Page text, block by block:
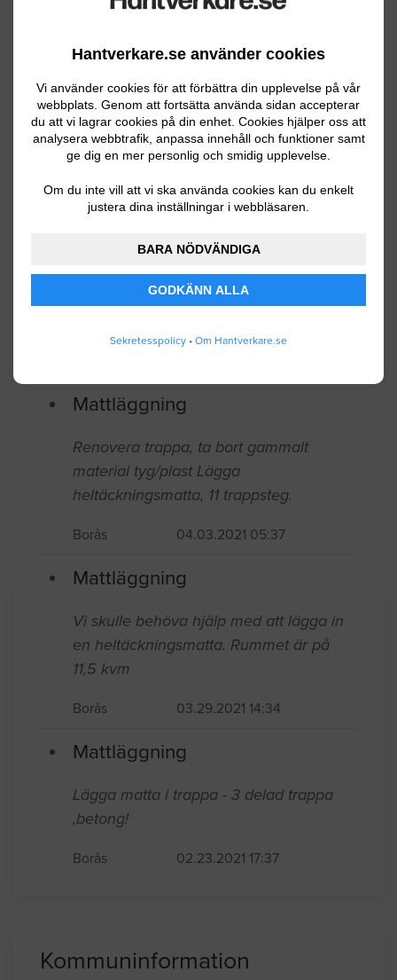
Hantverkare.se använder cookies
Vi använder cookies för att förbättra din upplevelse på vår
webbplats. Genom att fortsätta använda sidan accepterar
du att vi lagrar cookies på din enhet. Cookies hjälper oss att
analysera webbtrafik, anpassa innehåll och funktioner samt
ge dig en mer personlig och smidig upplevelse.
Om du inte vill att vi ska använda cookies kan du enkelt
justera dina inställningar i webbläsaren.
BARA NÖDVÄNDIGA
GODKÄNN ALLA
Sekretesspolicy • Om Hantverkare.se
Ta bort golv listerna först så det kommer
på listerna igen. Det är betong i
väggarna så jag vet inte hur listerna är
fästa.
Borås 11.10.2021 10:05
En trappa med 13 trappsteg(hyllan ska
läggas)behöver läggas omgående.
Mattläggning
Renovera trappa, ta bort gammalt
material tyg/plast Lägga
heltäckningsmatta, 11 trappsteg.
Borås 04.03.2021 05:37
Mattläggning
Vi skulle behöva hjälp med att lägga in
en heltäckningsmatta. Rummet är på
11,5 kvm
Borås 03.29.2021 14:34
Mattläggning
Lägga matta i trappa - 3 delad trappa
,betong!
Borås 02.23.2021 17:37
Kommuninformation